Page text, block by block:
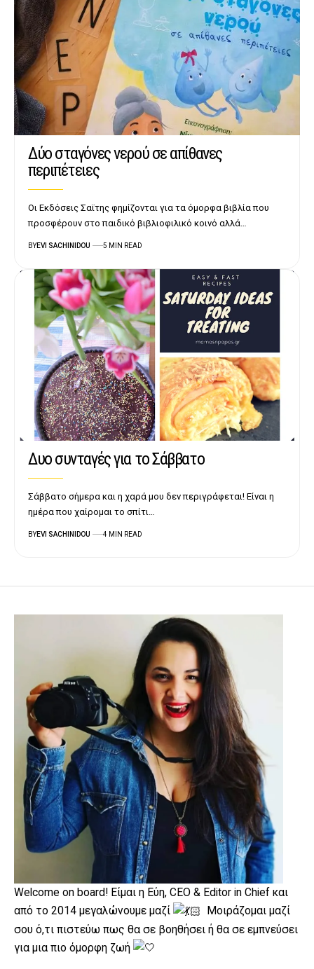
Δύο σταγόνες νερού σε απίθανες
περιπέτειες
Οι Εκδόσεις Σαϊτης φημίζονται για τα όμορφα βιβλία που
προσφέρουν στο παιδικό βιβλιοφιλικό κοινό αλλά…
BYEVI SACHINIDOU 5 MIN READ
Δυο συνταγές για το Σάββατο
Σάββατο σήμερα και η χαρά μου δεν περιγράφεται! Είναι η
ημέρα που χαίρομαι το σπίτι…
BYEVI SACHINIDOU 4 MIN READ
Welcome on board! Είμαι η Εύη, CEO & Editor in Chief και
από το 2014 μεγαλώνουμε μαζί
Μοιράζομαι μαζί
σου ό,τι πιστεύω πως θα σε βοηθήσει ή θα σε εμπνεύσει
για μια πιο όμορφη ζωή